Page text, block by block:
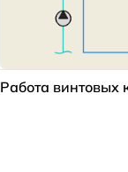
Работа винтовых